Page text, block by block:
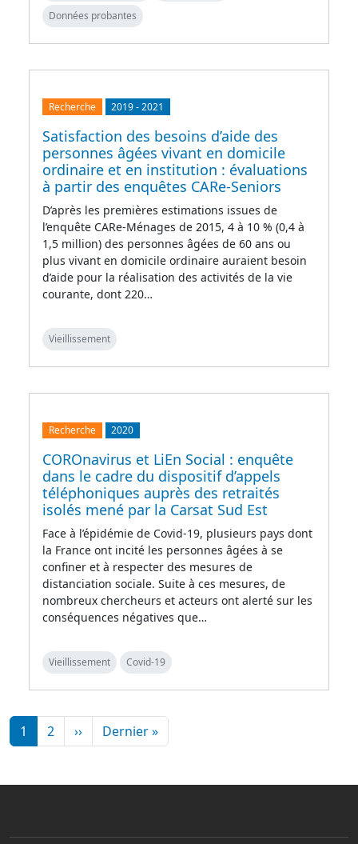
Données probantes
Recherche 2019-2021
Satisfaction des besoins d’aide des
personnes âgées vivant en domicile
ordinaire et en institution : évaluations
à partir des enquêtes CARe-Seniors
D’après les premières estimations issues de
l’enquête CARe-Ménages de 2015, 4 à 10 % (0,4 à
1,5 million) des personnes âgées de 60 ans ou
plus vivant en domicile ordinaire auraient besoin
d’aide pour la réalisation des activités de la vie
courante, dont 220…
Vieillissement
Recherche 2020
COROnavirus et LiEn Social : enquête
dans le cadre du dispositif d’appels
téléphoniques auprès des retraités
isolés mené par la Carsat Sud Est
Face à l’épidémie de Covid-19, plusieurs pays dont
la France ont incité les personnes âgées à se
confiner et à respecter des mesures de
distanciation sociale. Suite à ces mesures, de
nombreux chercheurs et acteurs ont alerté sur les
conséquences négatives que…
Vieillissement Covid-19
Pagination
1 2 ››Page suivante
Dernier »Dernière page